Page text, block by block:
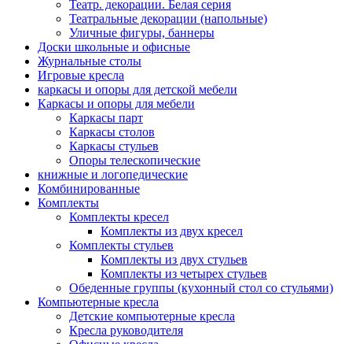
Театр. декорации. Белая серия
Театральные декорации (напольные)
Уличные фигуры, баннеры
Доски школьные и офисные
Журнальные столы
Игровые кресла
каркасы и опоры для детской мебели
Каркасы и опоры для мебели
Каркасы парт
Каркасы столов
Каркасы стульев
Опоры телескопические
книжные и логопедические
Комбинированные
Комплекты
Комплекты кресел
Комплекты из двух кресел
Комплекты стульев
Комплекты из двух стульев
Комплекты из четырех стульев
Обеденные группы (кухонный стол со стульями)
Компьютерные кресла
Детские компьютерные кресла
Кресла руководителя